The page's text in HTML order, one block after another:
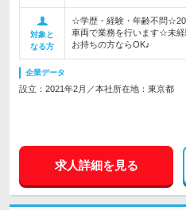
対象と
なる方
☆学歴・経験・年齢不問
車両で業務を行います☆未
お持ちの方ならOK♪
企業データ
設立：2021年2月／本社所在地：東京都
求人詳細を見る